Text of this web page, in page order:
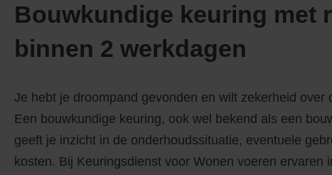
Bouwkundige keuring met
binnen 2 werkdagen
Je hebt je droompand gevonden en wilt zekerheid over
Een bouwkundige keuring, ook wel bekend als een
geeft je inzicht in de onderhoudssituatie, eventuele
kosten. Bij Keuringsdienst voor Wonen voeren ervaren